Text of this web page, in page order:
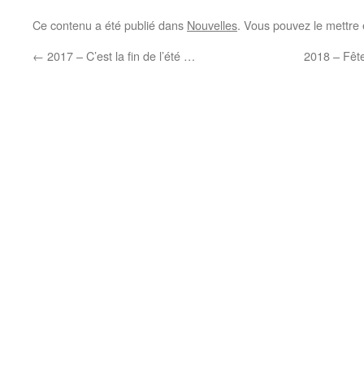
Ce contenu a été publié dans Nouvelles. Vous pouvez le
← 2017 – C’est la fin de l’été … 2018 –